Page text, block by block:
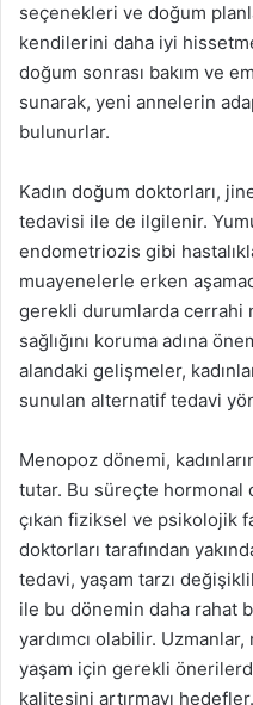
seçenekleri ve doğum
kendilerini daha iyi
doğum sonrası bakım ve
sunarak, yeni annelerin
bulunurlar.
Kadın doğum doktorları,
tedavisi ile de ilgilenir.
endometriozis gibi
muayenelerle erken
gerekli durumlarda cerrahi
sağlığını koruma adına
alandaki gelişmeler,
sunulan alternatif tedavi
Menopoz dönemi,
tutar. Bu süreçte
çıkan fiziksel ve psikolojik
doktorları tarafından
tedavi, yaşam tarzı
ile bu dönemin daha rahat
yardımcı olabilir. Uzmanlar,
yaşam için gerekli
kalitesini artırmayı hedefler.